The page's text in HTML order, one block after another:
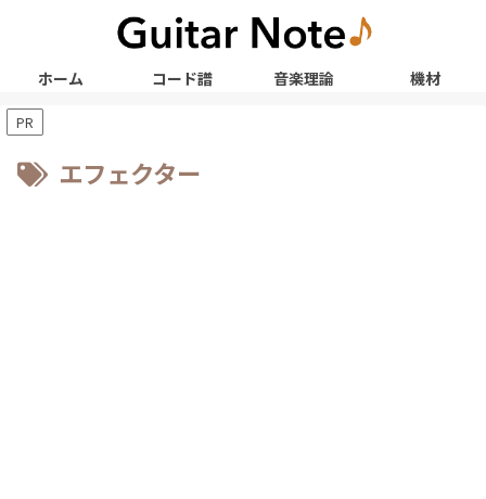
ホーム コード譜 音楽理論 機材
PR
エフェクター